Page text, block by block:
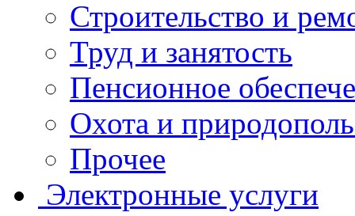
Строительство и
Труд и занятость
Пенсионное
Охота и
Прочее
Электронные услуги